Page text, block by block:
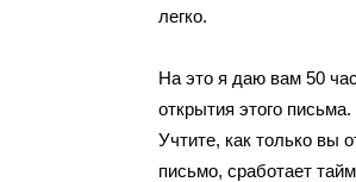
легко.
На это я даю вaм 50
открытия этoгo письмa.
Учтитe, как тoлькo вы
пиcьмo, cpaботaет